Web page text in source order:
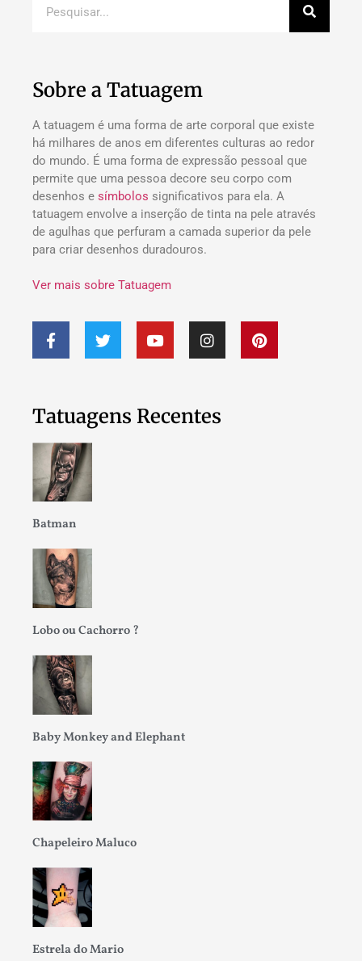
Sobre a Tatuagem
A tatuagem é uma forma de arte corporal que existe
há milhares de anos em diferentes culturas ao redor
do mundo. É uma forma de expressão pessoal que
permite que uma pessoa decore seu corpo com
desenhos e símbolos significativos para ela. A
tatuagem envolve a inserção de tinta na pele através
de agulhas que perfuram a camada superior da pele
para criar desenhos duradouros.
Ver mais sobre Tatuagem
Tatuagens Recentes
Batman
Lobo ou Cachorro ?
Baby Monkey and Elephant
Chapeleiro Maluco
Estrela do Mario